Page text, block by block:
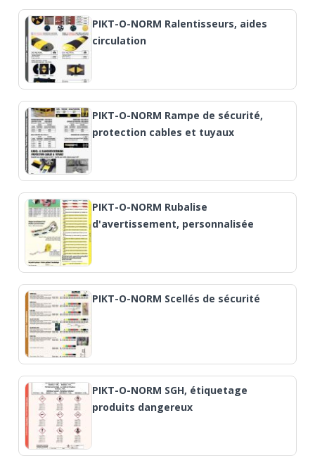
PIKT-O-NORM Ralentisseurs, aides
circulation
PIKT-O-NORM Rampe de sécurité,
protection cables et tuyaux
PIKT-O-NORM Rubalise
d'avertissement, personnalisée
PIKT-O-NORM Scellés de sécurité
PIKT-O-NORM SGH, étiquetage
produits dangereux